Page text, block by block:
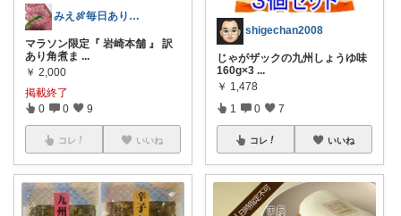
みえ🍖毎日ありがとう🐟️
マラソン限定『 岩崎本舗 』 訳
あり角煮ま ...
￥ 2,000
掲載終了
0 0 9
コレ いいね
shigechan2008
じゃがザックの九州しょうゆ味
160g×3 ...
￥ 1,478
1 0 7
コレ いいね